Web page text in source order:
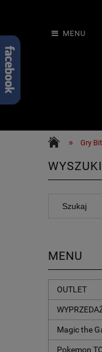
MENU
» Gry
MENU
OUTLET
Magic the
Pokemon